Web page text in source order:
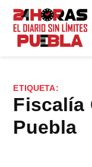
Saltar
contenido
ETIQUETA:
Fiscalía General de
Puebla